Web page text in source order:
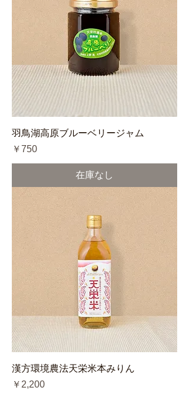
羽鳥湖高原ブルーベリージャム
価格
￥750
在庫なし
漢方環境農法天栄米本みりん
価格
￥2,200